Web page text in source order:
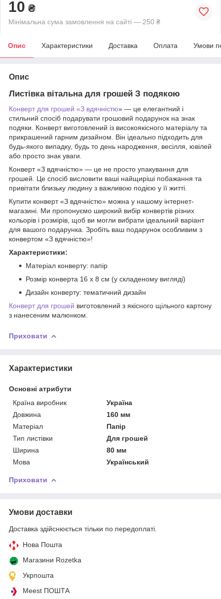
10 ₴
Мінімальна сума замовлення на сайті — 250 ₴
Опис Характеристики Доставка Оплата Умови
Опис
Листівка вітальна для грошей З подякою
Конверт для грошей «З вдячністю» — це елегантний і
стильний спосіб подарувати грошовий подарунок на знак
подяки. Конверт виготовлений із високоякісного матеріалу та
прикрашений гарним дизайном. Він ідеально підходить для
будь-якого випадку, будь то день народження, весілля, ювілей
або просто знак уваги.
Конверт «З вдячністю» — це не просто упакування для
грошей. Це спосіб висловити ваші найщиріші побажання та
привітати близьку людину з важливою подією у її житті.
Купити конверт «З вдячністю» можна у нашому інтернет-
магазині. Ми пропонуємо широкий вибір конвертів різних
кольорів і розмірів, щоб ви могли вибрати ідеальний варіант
для вашого подарунка. Зробіть ваш подарунок особливим з
конвертом «З вдячністю»!
Характеристики:
Матеріал конверту: папір
Розмір конверта 16 х 8 см (у складеному вигляді)
Дизайн конверту: тематичний дизайн
Конверт для грошей виготовлений з якісного щільного картону
з нанесеним малюнком.
Приховати
Характеристики
Основні атрибути
Країна виробник
Україна
Довжина
160 мм
Матеріал
Папір
Тип листівки
Для грошей
Ширина
80 мм
Мова
Український
Приховати
Умови доставки
Доставка здійснюється тільки по передоплаті.
Нова Пошта
Магазини Rozetka
Укрпошта
Meest ПОШТА